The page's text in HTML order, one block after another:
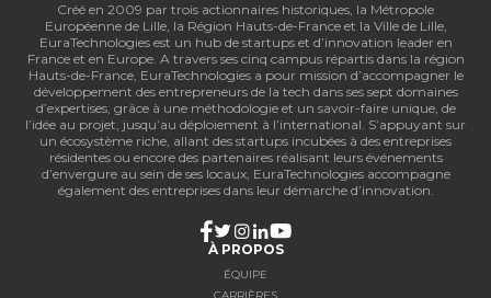
Créé en 2009 par trois actionnaires historiques, la Métropole
Européenne de Lille, la Région Hauts-de-France et la Ville de Lille,
EuraTechnologies est un hub de startups et d’innovation leader en
France et en Europe. A travers ses cinq campus répartis dans la région
Hauts-de-France, EuraTechnologies a pour mission d’accompagner le
développement des entrepreneurs de la tech dans ses sept domaines
d’expertises, grâce à une méthodologie et un savoir-faire unique, de
l’idée au projet, jusqu’au déploiement à l’international. S’appuyant sur
un écosystème riche, allant des startups incubées à des entreprises
résidentes ou encore des partenaires réalisant leurs événements
d’envergure au sein de ses locaux, EuraTechnologies accompagne
également des entreprises dans leur démarche d’innovation.
À PROPOS
ÉQUIPE
CARRIÈRES